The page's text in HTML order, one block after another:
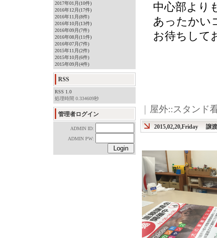
2017年01月(10件)
2016年12月(17件)
2016年11月(8件)
2016年10月(13件)
2016年09月(7件)
2016年08月(11件)
2016年07月(7件)
2015年11月(2件)
2015年10月(6件)
2015年09月(4件)
RSS
RSS 1.0
処理時間 0.334609秒
管理者ログイン
ADMIN ID:
ADMIN PW:
中心部より
あったかい
お待ちして
屋外::スタンド
2015,02,20,Friday 譲